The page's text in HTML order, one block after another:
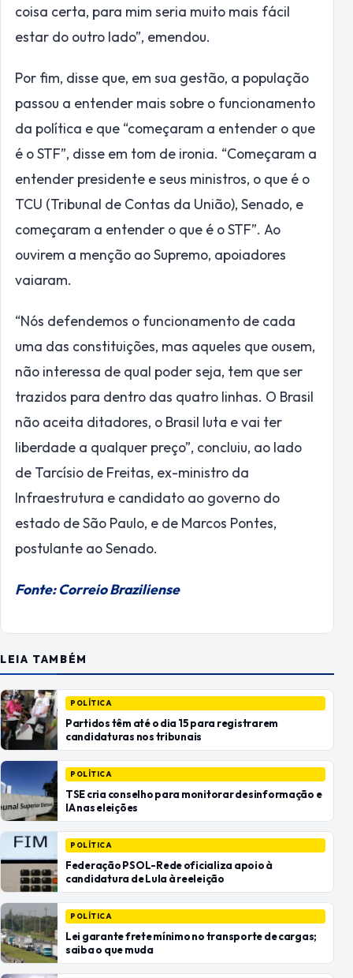
coisa certa, para mim seria muito mais fácil
estar do outro lado”, emendou.
Por fim, disse que, em sua gestão, a população
passou a entender mais sobre o funcionamento
da política e que “começaram a entender o que
é o STF”, disse em tom de ironia. “Começaram a
entender presidente e seus ministros, o que é o
TCU (Tribunal de Contas da União), Senado, e
começaram a entender o que é o STF”. Ao
ouvirem a menção ao Supremo, apoiadores
vaiaram.
“Nós defendemos o funcionamento de cada
uma das constituições, mas aqueles que ousem,
não interessa de qual poder seja, tem que ser
trazidos para dentro das quatro linhas. O Brasil
não aceita ditadores, o Brasil luta e vai ter
liberdade a qualquer preço”, concluiu, ao lado
de Tarcísio de Freitas, ex-ministro da
Infraestrutura e candidato ao governo do
estado de São Paulo, e de Marcos Pontes,
postulante ao Senado.
Fonte: Correio Braziliense
LEIA TAMBÉM
POLÍTICA
Partidos têm até o dia 15 para registrarem
candidaturas nos tribunais
POLÍTICA
TSE cria conselho para monitorar desinformação e
IA nas eleições
POLÍTICA
Federação PSOL-Rede oficializa apoio à
candidatura de Lula à reeleição
POLÍTICA
Lei garante frete mínimo no transporte de cargas;
saiba o que muda